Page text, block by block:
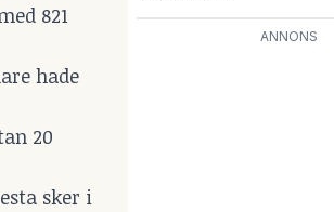
821
hade
20
sker i
ANNONS